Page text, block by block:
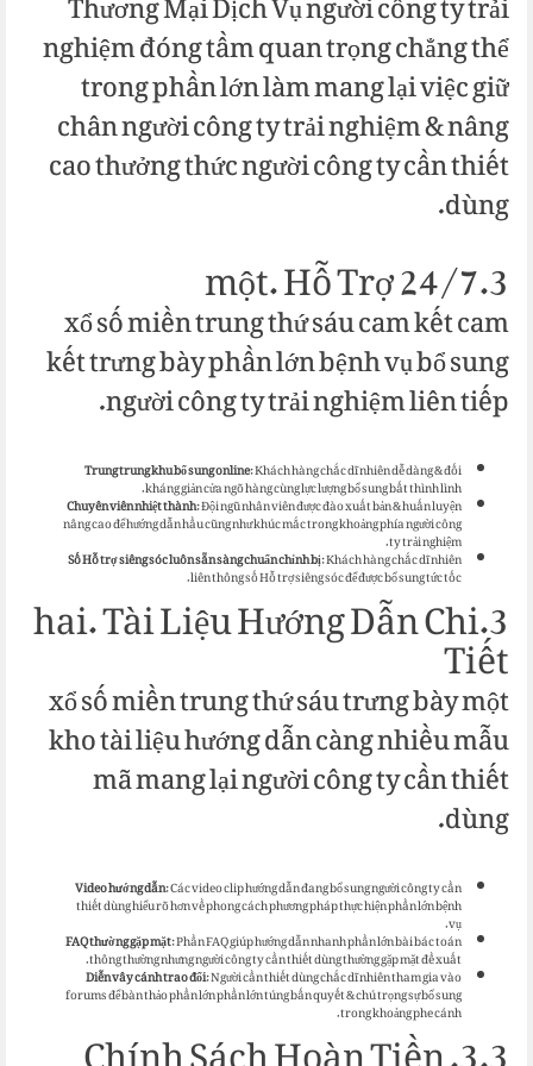
nghiệm đóng tầm quan trọng chẳng thể
trong phần lớn làm mang lại việc giữ
chân người công ty trải nghiệm & nâng
cao thưởng thức người công ty cần thiết
dùng.
3.một. Hỗ Trợ 24/7
xổ số miền trung thứ sáu cam kết cam
kết trưng bày phần lớn bệnh vụ bổ sung
người công ty trải nghiệm liên tiếp.
Trung trung khu bổ sung online: Khách hàng chắc dĩ nhiên dễ dàng & đối
kháng giản cửa ngõ hàng cùng lực lượng bổ sung bất thình lình.
Chuyên viên nhiệt thành: Đội ngũ nhân viên được đào xuất bản & huấn luyện
nâng cao để hướng dẫn hầu cũng như khúc mắc trong khoảng phía người công
ty trải nghiệm.
Số Hỗ trợ siêng sóc luôn sẵn sàng chuẩn chỉnh bị: Khách hàng chắc dĩ nhiên
liên thông số Hỗ trợ siêng sóc để được bổ sung tức tốc.
3.hai. Tài Liệu Hướng Dẫn Chi
Tiết
xổ số miền trung thứ sáu trưng bày một
kho tài liệu hướng dẫn càng nhiều mẫu
mã mang lại người công ty cần thiết
dùng.
Video hướng dẫn: Các video clip hướng dẫn đang bổ sung người công ty cần
thiết dùng hiểu rõ hơn về phong cách phương pháp thực hiện phần lớn bệnh
vụ.
FAQ thường gặp mặt: Phần FAQ giúp hướng dẫn nhanh phần lớn bài bác toán
thông thường nhưng người công ty cần thiết dùng thường gặp mặt đề xuất.
Diễn vây cánh trao đổi: Người cần thiết dùng chắc dĩ nhiên tham gia vào
forums để bàn thảo phần lớn phần lớn túng bấn quyết & chú trọng sự bổ sung
trong khoảng phe cánh.